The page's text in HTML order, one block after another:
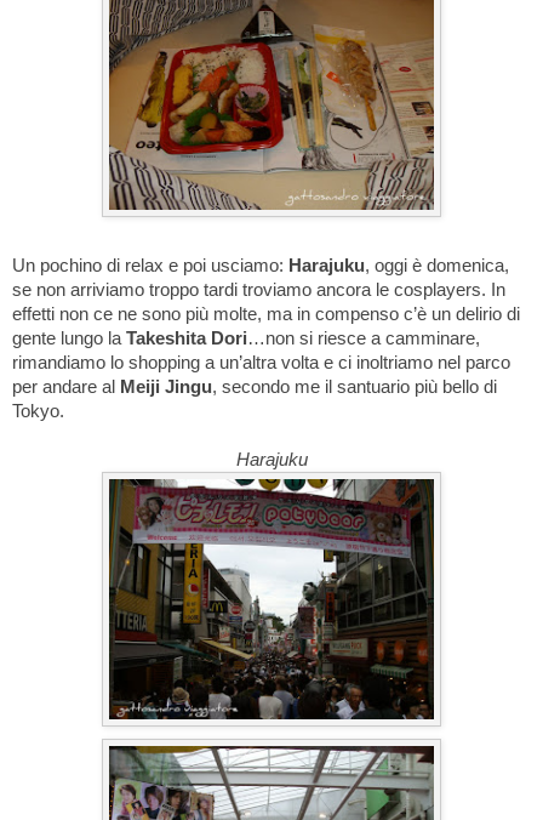
Un pochino di relax e poi usciamo: Harajuku, oggi è domenica,
se non arriviamo troppo tardi troviamo ancora le cosplayers. In
effetti non ce ne sono più molte, ma in compenso c’è un delirio di
gente lungo la Takeshita Dori…non si riesce a camminare,
rimandiamo lo shopping a un’altra volta e ci inoltriamo nel parco
per andare al
Meiji Jingu, secondo me il santuario più bello di
Tokyo.
Harajuku